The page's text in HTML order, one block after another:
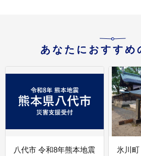
あなたにおすすめ
八代市 令和8年熊本地震
氷川